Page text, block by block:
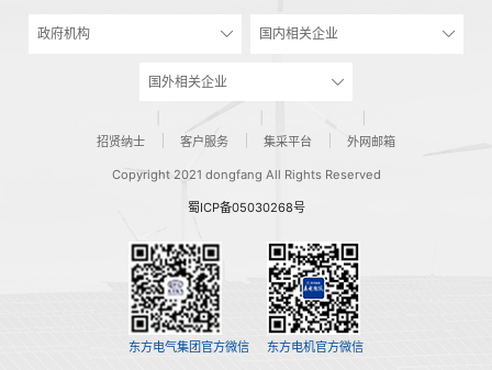
政府机构 国内相关企业
国外相关企业
招贤纳士 客户服务 集采平台 外网邮箱
Copyright 2021 dongfang All Rights Reserved
蜀ICP备05030268号
东方电气集团官方微信 东方电机官方微信